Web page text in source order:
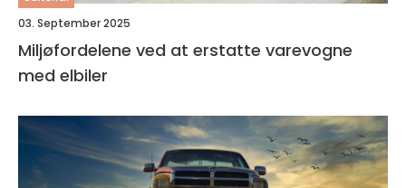
03. September 2025
Miljøfordelene ved at erstatte varevogne
med elbiler